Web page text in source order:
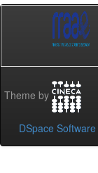
Theme by
DSpace Software